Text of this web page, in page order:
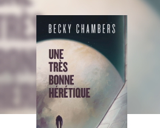
celui du reste de l’univers.Becky Chambers
nous fait ressentir leurs doutes, leurs
faiblesses et leurs forces. Ça remue les tripes
tout en douceur, et on se demande ce que
l’on aurait fait à leur place… Quant à la
dernière...